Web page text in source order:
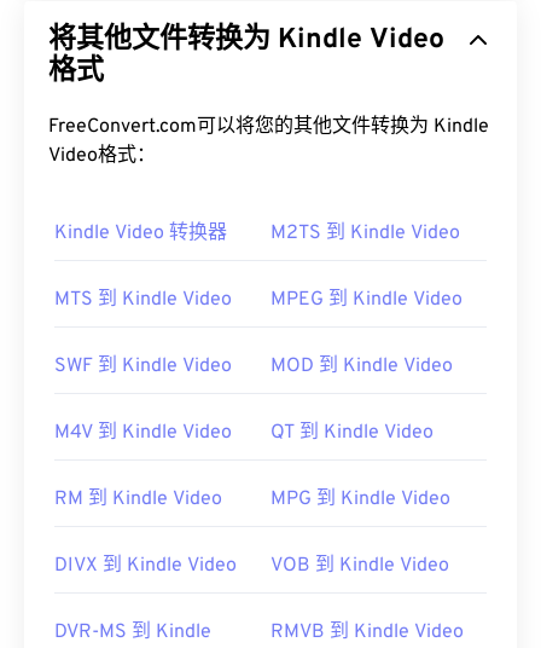
将其他文件转换为 Kindle Video
格式
FreeConvert.com可以将您的其他文件转换为 Kindle
Video格式：
Kindle Video 转换器 M2TS 到 Kindle Video
MTS 到 Kindle Video MPEG 到 Kindle Video
SWF 到 Kindle Video MOD 到 Kindle Video
M4V 到 Kindle Video QT 到 Kindle Video
RM 到 Kindle Video MPG 到 Kindle Video
DIVX 到 Kindle Video VOB 到 Kindle Video
DVR-MS 到 Kindle
RMVB 到 Kindle Video